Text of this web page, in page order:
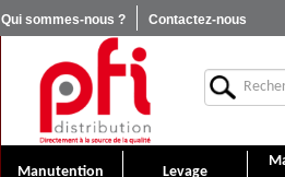
Qui sommes-nous ? Contactez-nous
Manutention Levage